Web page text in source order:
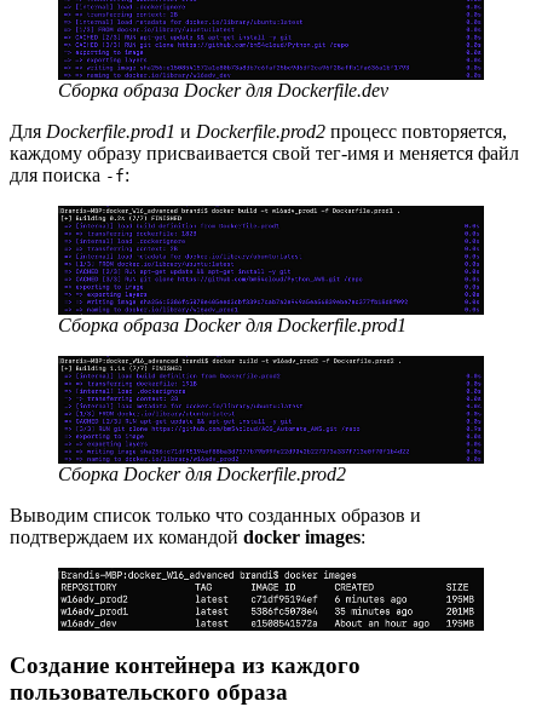
Сборка образа Docker для Dockerfile.dev
Для Dockerfile.prod1 и Dockerfile.prod2 процесс повторяется,
каждому образу присваивается свой тег-имя и меняется файл
для поиска -f:
Сборка образа Docker для Dockerfile.prod1
Сборка Docker для Dockerfile.prod2
Выводим список только что созданных образов и
подтверждаем их командой docker images:
Создание контейнера из каждого
пользовательского образа